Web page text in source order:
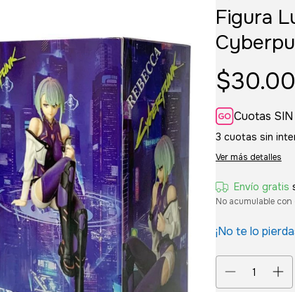
Figura
Cuotas
3 cuotas sin
Ver más detalles
Envío gratis
No acumulable
¡No te lo